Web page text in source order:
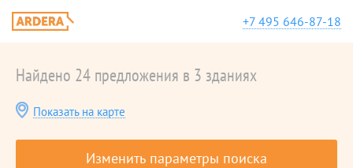
+7 495 646-87-18
Найдено 24 предложения в 3 зданиях
Показать на карте
Изменить параметры поиска